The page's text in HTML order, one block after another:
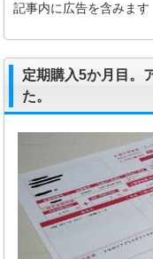
記事内に広告を含みます
定期購入5か月目。
た。